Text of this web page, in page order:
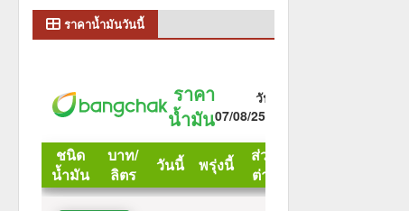
ราคาน้ำมันวันนี้